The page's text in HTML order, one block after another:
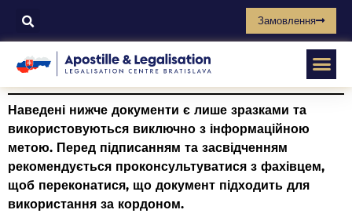
Замовлення
Наведені нижче документи є лише зразками та
використовуються виключно з інформаційною
метою. Перед підписанням та засвідченням
рекомендується проконсультуватися з фахівцем,
щоб переконатися, що документ підходить для
використання за кордоном.